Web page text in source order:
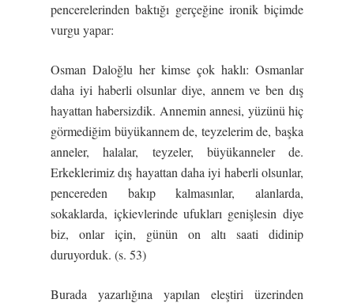
pencerelerinden baktığı gerçeğine ironik biçimde
vurgu yapar:
Osman Daloğlu her kimse çok haklı: Osmanlar
daha iyi haberli olsunlar diye, annem ve ben dış
hayattan habersizdik. Annemin annesi, yüzünü hiç
görmediğim büyükannem de, teyzelerim de, başka
anneler, halalar, teyzeler, büyükanneler de.
Erkeklerimiz dış hayattan daha iyi haberli olsunlar,
pencereden bakıp kalmasınlar, alanlarda,
sokaklarda, içkievlerinde ufukları genişlesin diye
biz, onlar için, günün on altı saati didinip
duruyorduk. (s. 53)
Burada yazarlığına yapılan eleştiri üzerinden